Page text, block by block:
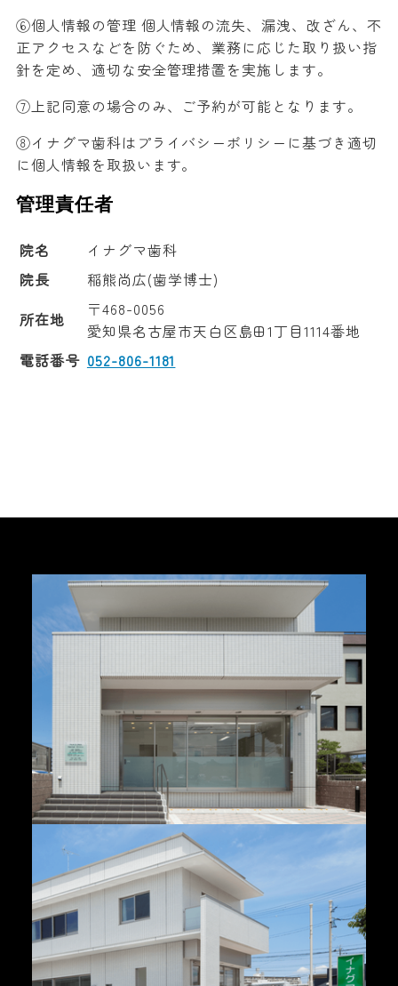
⑥個人情報の管理 個人情報の流失、漏洩、改ざん、不
正アクセスなどを防ぐため、業務に応じた取り扱い指
針を定め、適切な安全管理措置を実施します。
⑦上記同意の場合のみ、ご予約が可能となります。
⑧イナグマ歯科はプライバシーポリシーに基づき適切
に個人情報を取扱います。
管理責任者
院名
イナグマ歯科
院長
稲熊尚広(歯学博士)
所在地
〒468-0056
愛知県名古屋市天白区島田1丁目1114番地
電話番号 052-806-1181